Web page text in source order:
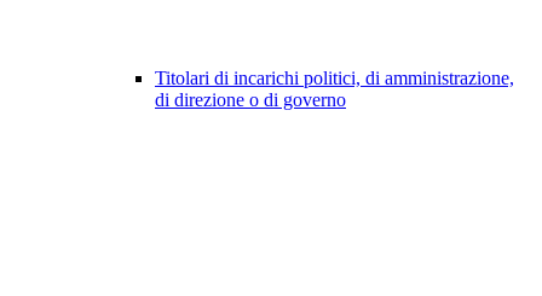
Titolari di incarichi politici, di amministrazione,
di direzione o di governo